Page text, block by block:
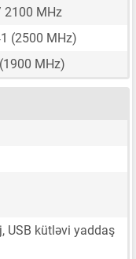
MHz
(2500 MHz)
MHz)
USB kütləvi yaddaş